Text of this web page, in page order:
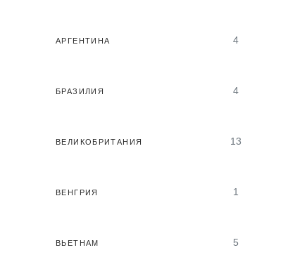
АРГЕНТИНА 4
БРАЗИЛИЯ 4
ВЕЛИКОБРИТАНИЯ 13
ВЕНГРИЯ 1
ВЬЕТНАМ 5